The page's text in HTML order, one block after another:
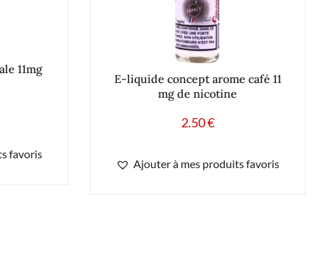
11mg
favoris
E-liquide concept arome café 11
mg de nicotine
2.50€
Ajouter à mes produits favoris